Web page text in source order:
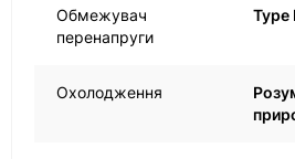
Обмежувач
перенапруги
Type
Охолодження